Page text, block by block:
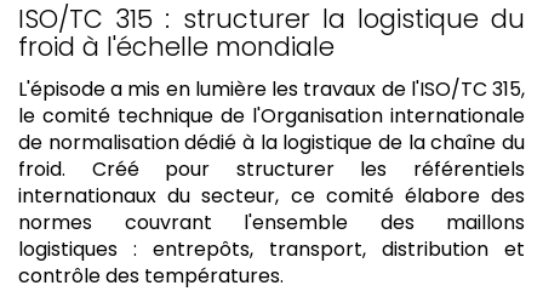
ISO/TC 315 : structurer la logistique du
froid à l'échelle mondiale
L'épisode a mis en lumière les travaux de l'ISO/TC 315,
le comité technique de l'Organisation internationale
de normalisation dédié à la logistique de la chaîne du
froid. Créé pour structurer les référentiels
internationaux du secteur, ce comité élabore des
normes couvrant l'ensemble des maillons
logistiques : entrepôts, transport, distribution et
contrôle des températures.